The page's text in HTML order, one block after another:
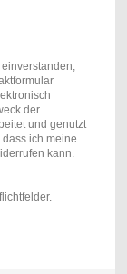
der
und genutzt
ich meine
kann.